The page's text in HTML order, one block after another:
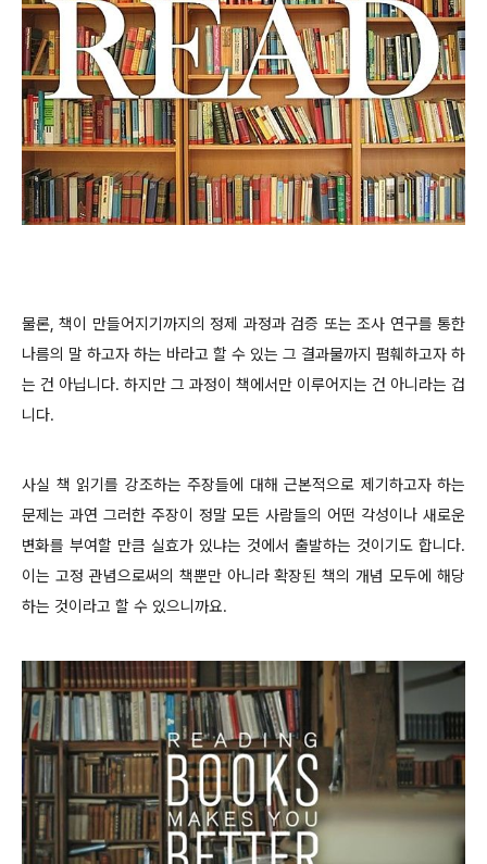
물론, 책이 만들어지기까지의 정제 과정과 검증 또는 조사 연구를 통한
나름의 말 하고자 하는 바라고 할 수 있는 그 결과물까지 폄훼하고자 하
는 건 아닙니다. 하지만 그 과정이 책에서만 이루어지는 건 아니라는 겁
니다.
사실 책 읽기를 강조하는 주장들에 대해 근본적으로 제기하고자 하는
문제는 과연 그러한 주장이 정말 모든 사람들의 어떤 각성이나 새로운
변화를 부여할 만큼 실효가 있냐는 것에서 출발하는 것이기도 합니다.
이는 고정 관념으로써의 책뿐만 아니라 확장된 책의 개념 모두에 해당
하는 것이라고 할 수 있으니까요.